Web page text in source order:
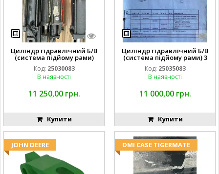
Циліндр гідравлічний Б/В
(система підйому рами)
3X8 87423768
Код: 25030083
В наявності
11 250,00 грн.
Купити
Циліндр гідравлічний Б/В
(система підйому рами) 3
1/2 84255910
Код: 25035083
В наявності
11 000,00 грн.
Купити
JOHN DEERE DMI CASE TIGERMATE